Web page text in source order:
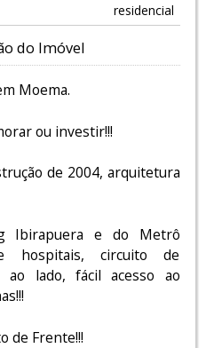
residencial
do Imóvel
Moema.
ou investir!!!
de 2004, arquitetura
Ibirapuera e do Metrô
hospitais, circuito de
ao lado, fácil acesso ao
de Frente!!!